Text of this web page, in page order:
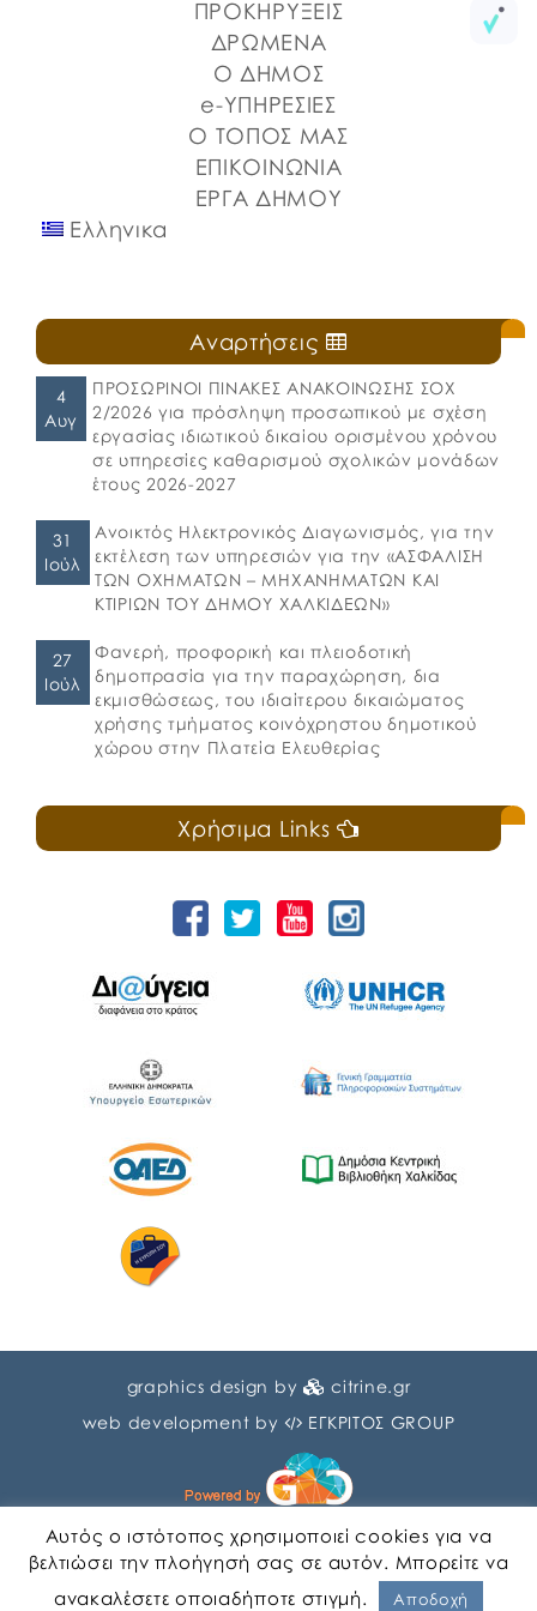
Λιμένων Ν. Εύβοιας και του Επιμελητηρίου Εύβοιας.
⚓️Η επίσημη έναρξη πραγματοποιήθηκε με την
ΠΡΟΚΗΡΥΞΕΙΣ
ΔΡΩΜΕΝΑ
Ο ΔΗΜΟΣ
e-ΥΠΗΡΕΣΙΕΣ
Ο ΤΟΠΟΣ ΜΑΣ
ΕΠΙΚΟΙΝΩΝΙΑ
ΕΡΓΑ ΔΗΜΟΥ
Ελληνικα
Αναρτήσεις
4
Αυγ
ΠΡΟΣΩΡΙΝΟΙ ΠΙΝΑΚΕΣ ΑΝΑΚΟΙΝΩΣΗΣ ΣΟΧ
2/2026 για πρόσληψη προσωπικού με σχέση
εργασίας ιδιωτικού δικαίου ορισμένου χρόνου
σε υπηρεσίες καθαρισμού σχολικών μονάδων
έτους 2026-2027
31
Ιούλ
Ανοικτός Ηλεκτρονικός Διαγωνισμός, για την
εκτέλεση των υπηρεσιών για την «ΑΣΦΑΛΙΣΗ
ΤΩΝ ΟΧΗΜΑΤΩΝ – ΜΗΧΑΝΗΜΑΤΩΝ ΚΑΙ
ΚΤΙΡΙΩΝ ΤΟΥ ΔΗΜΟΥ ΧΑΛΚΙΔΕΩΝ»
27
Ιούλ
Φανερή, προφορική και πλειοδοτική
δημοπρασία για την παραχώρηση, δια
εκμισθώσεως, του ιδιαίτερου δικαιώματος
χρήσης τμήματος κοινόχρηστου δημοτικού
χώρου στην Πλατεία Ελευθερίας
Χρήσιμα Links
graphics design by
citrine.gr
web development by
ΕΓΚΡΙΤΟΣ GROUP
Αυτός ο ιστότοπος χρησιμοποιεί cookies για να
βελτιώσει την πλοήγησή σας σε αυτόν. Μπορείτε να
ανακαλέσετε οποιαδήποτε στιγμή.
Αποδοχή
Αγγλικα Ελληνικα